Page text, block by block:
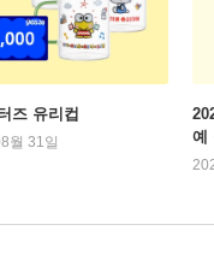
즈 유리컵
월 31일
예